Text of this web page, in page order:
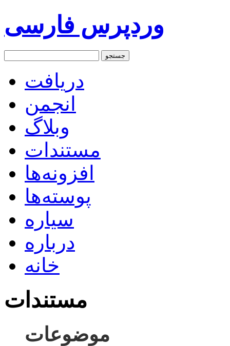
وردپرس فارسی
دریافت
انجمن
وبلاگ
مستندات
افزونه‌ها
پوسته‌ها
سیاره
درباره
خانه
مستندات
موضوعات